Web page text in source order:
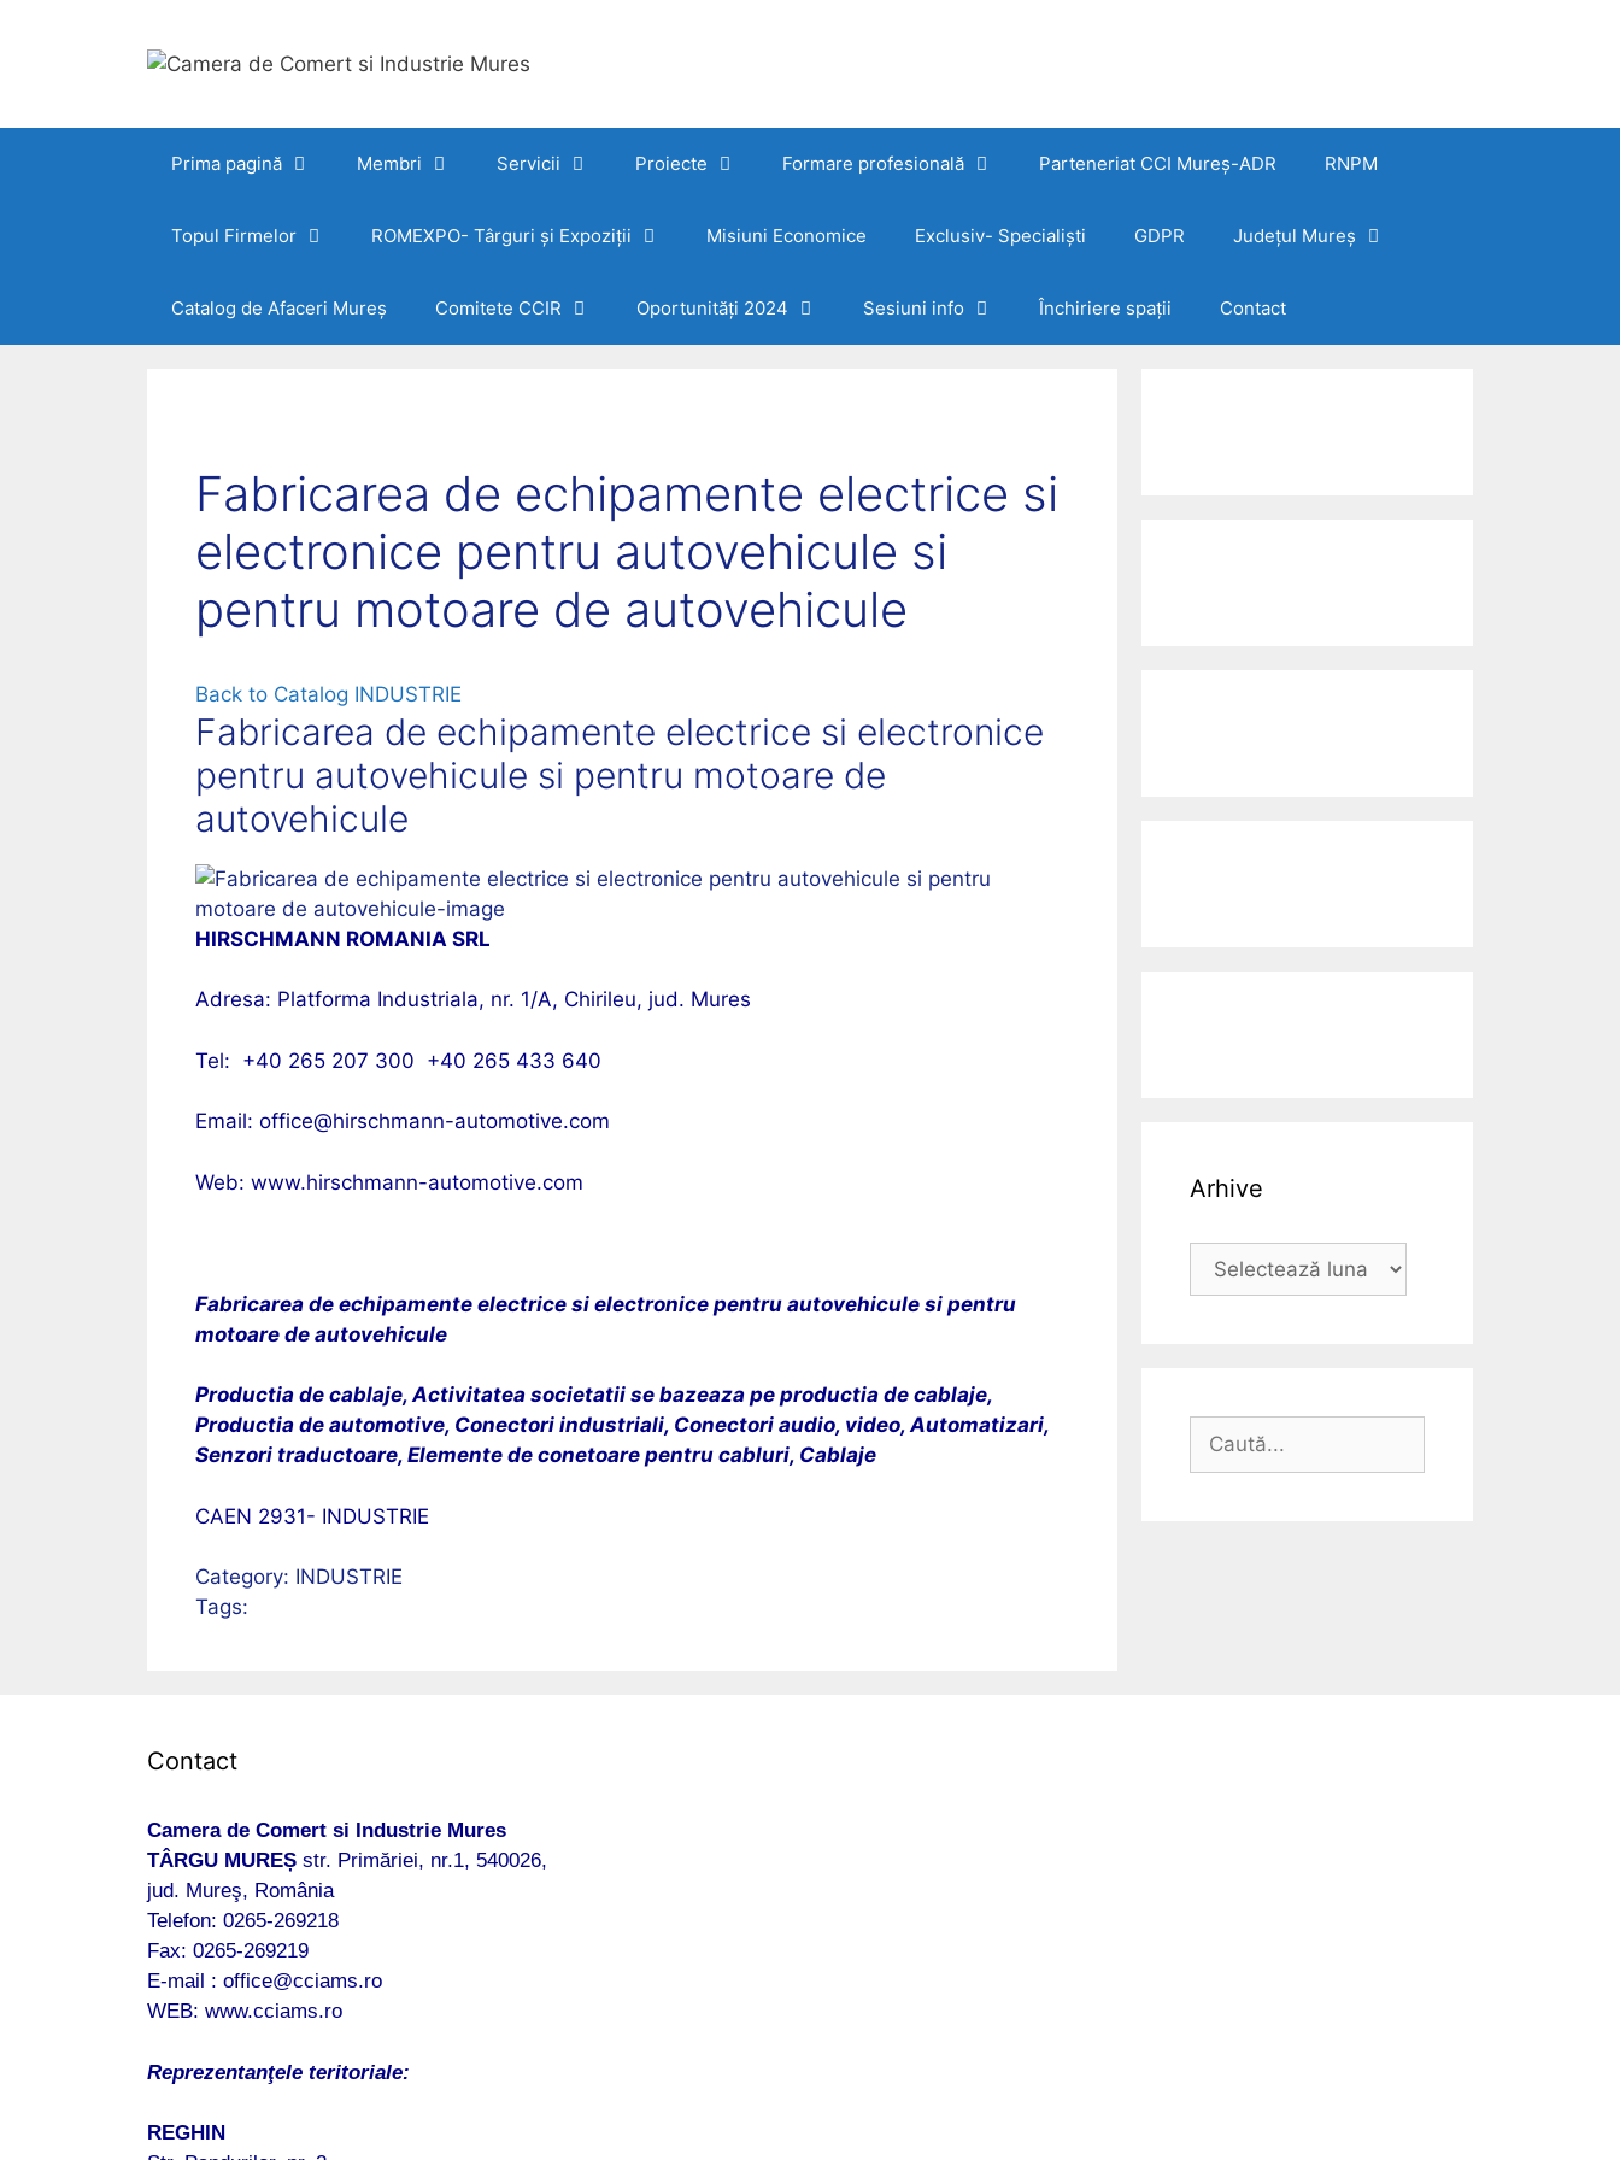
Prima pagină Membri Servicii Proiecte Formare profesională Parteneriat CCI Mureș-ADR RNPM
Topul Firmelor ROMEXPO- Târguri și Expoziții Misiuni Economice Exclusiv- Specialiști GDPR Județul Mureș
Catalog de Afaceri Mureș Comitete CCIR Oportunități 2024 Sesiuni info Închiriere spații Contact
Fabricarea de echipamente electrice si
electronice pentru autovehicule si
pentru motoare de autovehicule
Back to Catalog INDUSTRIE
Fabricarea de echipamente electrice si electronice
pentru autovehicule si pentru motoare de
autovehicule
HIRSCHMANN ROMANIA SRL
Adresa: Platforma Industriala, nr. 1/A, Chirileu, jud. Mures
Tel: +40 265 207 300 +40 265 433 640
Email: office@hirschmann-automotive.com
Web: www.hirschmann-automotive.com
Fabricarea de echipamente electrice si electronice pentru autovehicule si pentru
motoare de autovehicule
Productia de cablaje, Activitatea societatii se bazeaza pe productia de cablaje,
Productia de automotive, Conectori industriali, Conectori audio, video, Automatizari,
Senzori traductoare, Elemente de conetoare pentru cabluri, Cablaje
CAEN 2931- INDUSTRIE
Category: INDUSTRIE
Tags:
Arhive
Arhive
după:
Contact
Camera de Comert si Industrie Mures
TÂRGU MUREȘ str. Primăriei, nr.1, 540026,
jud. Mureş, România
Telefon: 0265-269218
Fax: 0265-269219
E-mail : office@cciams.ro
WEB: www.cciams.ro
Reprezentanţele teritoriale:
REGHIN